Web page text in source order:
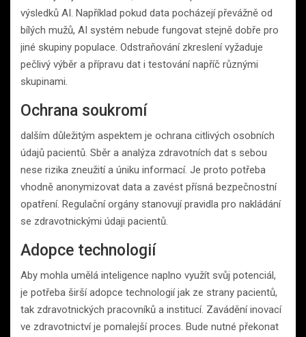
výsledků AI. Například pokud data pocházejí převážně od
bílých mužů, AI systém nebude fungovat stejně dobře pro
jiné skupiny populace. Odstraňování zkreslení vyžaduje
pečlivý výběr a přípravu dat i testování napříč různými
skupinami.
Ochrana soukromí
dalším důležitým aspektem je ochrana citlivých osobních
údajů pacientů. Sběr a analýza zdravotních dat s sebou
nese rizika zneužití a úniku informací. Je proto potřeba
vhodně anonymizovat data a zavést přísná bezpečnostní
opatření. Regulační orgány stanovují pravidla pro nakládání
se zdravotnickými údaji pacientů.
Adopce technologií
Aby mohla umělá inteligence naplno využít svůj potenciál,
je potřeba širší adopce technologií jak ze strany pacientů,
tak zdravotnických pracovníků a institucí. Zavádění inovací
ve zdravotnictví je pomalejší proces. Bude nutné překonat